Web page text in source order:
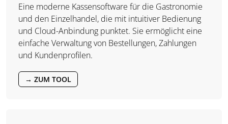
Eine moderne Kassensoftware für die Gastronomie
und den Einzelhandel, die mit intuitiver Bedienung
und Cloud-Anbindung punktet. Sie ermöglicht eine
einfache Verwaltung von Bestellungen, Zahlungen
und Kundenprofilen.
→ ZUM TOOL